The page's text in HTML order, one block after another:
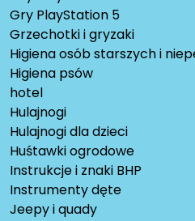
Gry PlayStation 5
Grzechotki i gryzaki
Higiena osób starszych i
Higiena psów
hotel
Hulajnogi
Hulajnogi dla dzieci
Huśtawki ogrodowe
Instrukcje i znaki BHP
Instrumenty dęte
Jeepy i quady